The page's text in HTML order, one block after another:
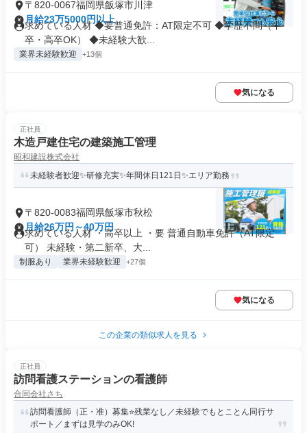
〒820-0067福岡県飯塚市川津
月給23万5000円以上
求めている人材 ◆要普通免許：AT限定不可 ◆学歴不問（中
卒・高卒OK） ◆未経験大歓...
業界未経験歓迎 +13個
気になる
正社員
木造戸建住宅の建築施工管理
昭和建設株式会社
未経験者歓迎✨研修充実✨年間休日121日✨エリア勤務
〒820-0083福岡県飯塚市秋松
月給26万円～40万円
求めている人材 ・高卒以上 ・要 普通自動車免許（AT限定
可） 未経験・第二新卒、大...
制服あり 業界未経験歓迎 +27個
気になる
この企業の類似求人を見る
正社員
訪問看護ステーションの看護師
合同会社さち
訪問看護師（正・准）募集⭐残業なし／未経験でもとことん同行サ
ポート／まずは見学のみOK!